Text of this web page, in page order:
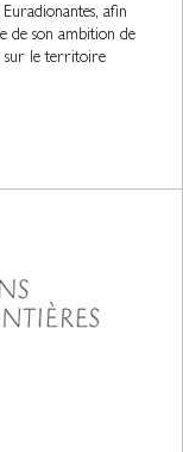
afin
de son ambition de
sur le territoire